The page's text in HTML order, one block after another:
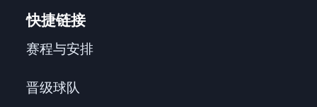
快捷链接
赛程与安排
晋级球队